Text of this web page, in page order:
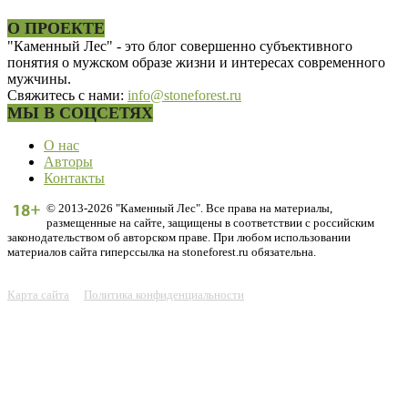
О ПРОЕКТЕ
"Каменный Лес" - это блог совершенно субъективного
понятия о мужском образе жизни и интересах современного
мужчины.
Свяжитесь с нами: info@stoneforest.ru
МЫ В СОЦСЕТЯХ
О нас
Авторы
Контакты
© 2013-2026 "Каменный Лес". Все права на материалы,
размещенные на сайте, защищены в соответствии с российским
законодательством об авторском праве. При любом использовании
материалов сайта гиперссылка на stoneforest.ru обязательна.
Карта сайта Политика конфиденциальности